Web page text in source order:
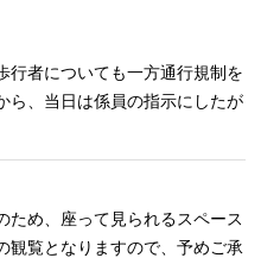
行者についても一方通行規制を
ら、当日は係員の指示にしたが
ため、座って見られるスペース
観覧となりますので、予めご承